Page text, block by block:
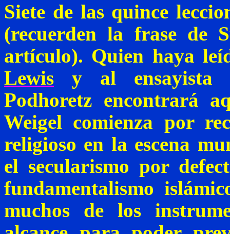
Siete de las quince
(recuerden la frase de
artículo). Quien haya
Lewis y al ensayista
Podhoretz encontrará
Weigel comienza por
religioso en la escena
el secularismo por
fundamentalismo
muchos de los